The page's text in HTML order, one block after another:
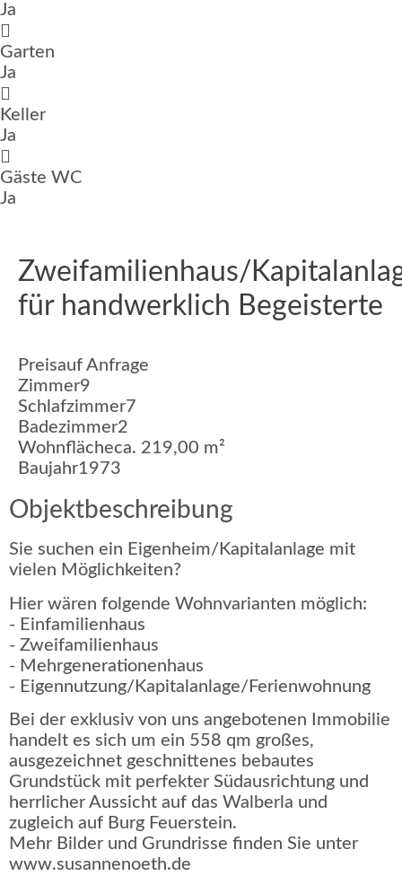
Ja
Garten
Ja
Keller
Ja
Gäste WC
Ja
Zweifamilienhaus/
für handwerklich Begeisterte
Preisauf Anfrage
Zimmer9
Schlafzimmer7
Badezimmer2
Wohnflächeca. 219,00 m²
Baujahr1973
Objektbeschreibung
Sie suchen ein Eigenheim/Kapitalanlage mit
vielen Möglichkeiten?
Hier wären folgende Wohnvarianten möglich:
- Einfamilienhaus
- Zweifamilienhaus
- Mehrgenerationenhaus
- Eigennutzung/Kapitalanlage/Ferienwohnung
Bei der exklusiv von uns angebotenen Immobilie
handelt es sich um ein 558 qm großes,
ausgezeichnet geschnittenes bebautes
Grundstück mit perfekter Südausrichtung und
herrlicher Aussicht auf das Walberla und
zugleich auf Burg Feuerstein.
Mehr Bilder und Grundrisse finden Sie unter
www.susannenoeth.de